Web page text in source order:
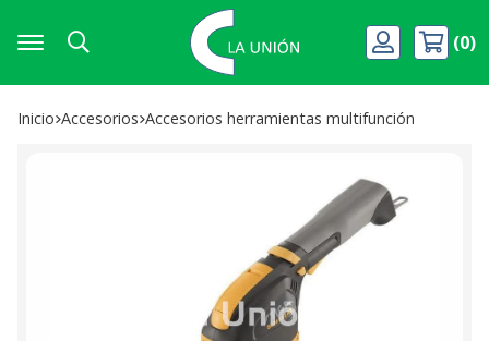
Buscar
0
Inicio accesorios accesorios herramientas multifunción